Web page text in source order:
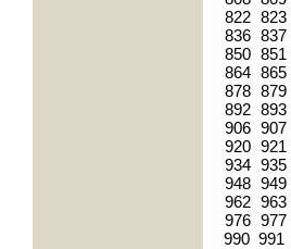
822 823
836 837
850 851
864 865
878 879
892 893
906 907
920 921
934 935
948 949
962 963
976 977
990 991